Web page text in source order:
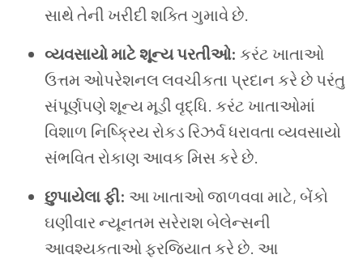
સાથે તેની ખરીદી શક્તિ ગુમાવે છે.
વ્યવસાયો માટે શૂન્ય પરતીઓ: કરંટ ખાતાઓ
ઉત્તમ ઓપરેશનલ લવચીકતા પ્રદાન કરે છે પરંતુ
સંપૂર્ણપણે શૂન્ય મૂડી વૃદ્ધિ. કરંટ ખાતાઓમાં
વિશાળ નિષ્ક્રિય રોકડ રિઝર્વ ધરાવતા વ્યવસાયો
સંભવિત રોકાણ આવક મિસ કરે છે.
છુપાયેલા ફી: આ ખાતાઓ જાળવવા માટે, બેંકો
ઘણીવાર ન્યૂનતમ સરેરાશ બેલેન્સની
આવશ્યકતાઓ ફરજિયાત કરે છે. આ